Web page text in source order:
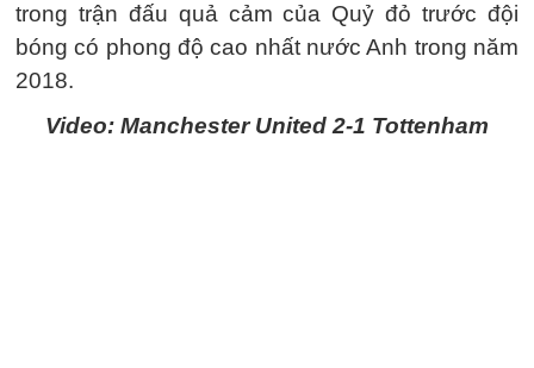
trong trận đấu quả cảm của Quỷ đỏ trước đội
bóng có phong độ cao nhất nước Anh trong năm
2018.
Video: Manchester United 2-1 Tottenham